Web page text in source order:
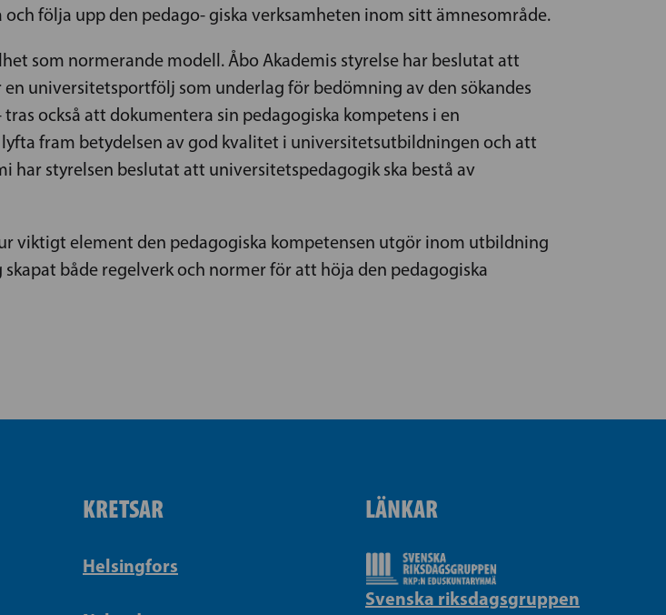
följa upp den pedago- giska verksamheten inom sitt ämnesområde.
som normerande modell. Åbo Akademis styrelse har beslutat att
universitetsportfölj som underlag för bedömning av den sökandes
också att dokumentera sin pedagogiska kompetens i en
fram betydelsen av god kvalitet i universitetsutbildningen och att
har styrelsen beslutat att universitetspedagogik ska bestå av
viktigt element den pedagogiska kompetensen utgör inom utbildning
både regelverk och normer för att höja den pedagogiska
KRETSAR
Helsingfors
LÄNKAR
Svenska riksdagsgruppen